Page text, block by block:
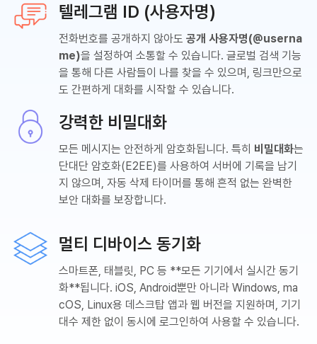
텔레그램 ID (사용자명)
전화번호를 공개하지 않아도 공개 사용자명(@userna
me)을 설정하여 소통할 수 있습니다. 글로벌 검색 기능
을 통해 다른 사람들이 나를 찾을 수 있으며, 링크만으로
도 간편하게 대화를 시작할 수 있습니다.
강력한 비밀대화
모든 메시지는 안전하게 암호화됩니다. 특히 비밀대화는
단대단 암호화(E2EE)를 사용하여 서버에 기록을 남기
지 않으며, 자동 삭제 타이머를 통해 흔적 없는 완벽한
보안 대화를 보장합니다.
멀티 디바이스 동기화
스마트폰, 태블릿, PC 등 **모든 기기에서 실시간 동기
화**됩니다. iOS, Android뿐만 아니라 Windows, ma
cOS, Linux용 데스크탑 앱과 웹 버전을 지원하며, 기기
대수 제한 없이 동시에 로그인하여 사용할 수 있습니다.